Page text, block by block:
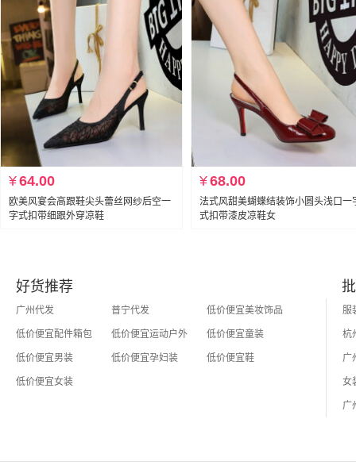
¥64.00
欧美风宴会高跟鞋尖头蕾丝网纱后空一
字式扣带细跟外穿凉鞋
¥68.00
法式风甜美蝴蝶结装饰小圆头浅口一
式扣带漆皮凉鞋女
好货推荐
广州代发 普宁代发 低价便宜美妆饰品
低价便宜配件箱包 低价便宜运动户外 低价便宜童装
低价便宜男装 低价便宜孕妇装 低价便宜鞋
低价便宜女装